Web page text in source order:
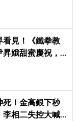
看見！《鐵拳教
昇娥甜蜜慶祝，
死！金高銀下秒
李相二失控大喊